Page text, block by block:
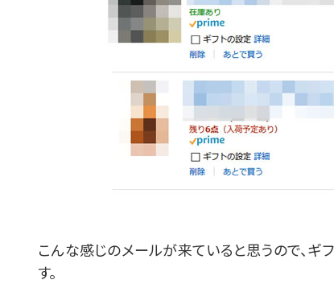
こんな感じのメールが来ていると思うので、ギ
す。